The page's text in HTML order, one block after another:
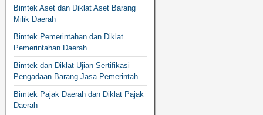
Bimtek Aset dan Diklat Aset Barang
Milik Daerah
Bimtek Pemerintahan dan Diklat
Pemerintahan Daerah
Bimtek dan Diklat Ujian Sertifikasi
Pengadaan Barang Jasa Pemerintah
Bimtek Pajak Daerah dan Diklat Pajak
Daerah